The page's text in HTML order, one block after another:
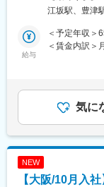
医療機器メー
身などの方が
であり、国
最も安全・安
の期間で必ず
ションも積極
務全般
・日本企業・
ト（企業治
の進捗、品質
・海外顧客の
新の医薬品
・自らの交渉
・海外顧客や
江坂駅、豊津
給与
＜予定年収＞
＜賃金内訳＞
します。■昇
はあくまでも
あります。月
気に
NEW
【大阪/10月入